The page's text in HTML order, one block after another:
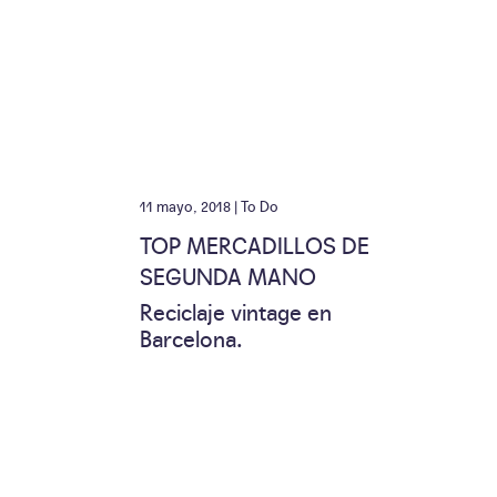
11 mayo, 2018 |To Do
TOP MERCADILLOS DE
SEGUNDA MANO
Reciclaje vintage en
Barcelona.